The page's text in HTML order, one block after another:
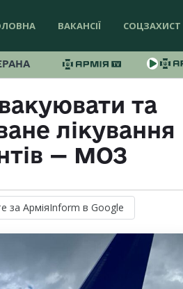
ВАКАНСІЇ СОЦЗАХИСТ
та
лікування
— МОЗ
за АрміяInform в Google